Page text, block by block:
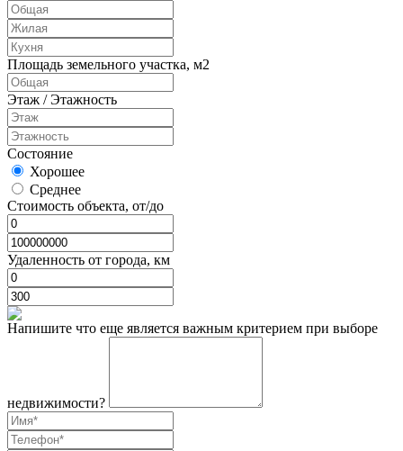
Площадь земельного участка, м2
Этаж / Этажность
Состояние
Хорошее
Среднее
Стоимость объекта, от/до
Удаленность от города, км
Напишите что еще является важным критерием при выборе
недвижимости?